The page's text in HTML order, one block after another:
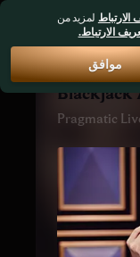
Blackjack
Pragmatic
الارتباط لمزيد من
الارتباط.
موافق